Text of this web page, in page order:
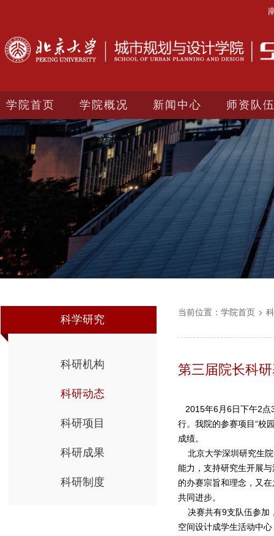
学院首页 学院概况 新闻中心 师资队
科学研究
科研机构
科研动态
科研项目
科研成果
科研制度
当前位置： 学院首页 >
第三届院长科
2015年6月6日下午2点
行。我院的参赛项目“校
成绩。
北京大学深圳研究生院
能力，支持研究生开展
的办赛宗旨和理念，又
共同进步。
决赛共有9支队伍参加
空间设计成学生活动中